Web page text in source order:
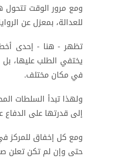
ومع مرور الوقت تتحول
للعدالة، بمعزل عن
تظهر - هنا - إحدى
يختفي الطلب عليها،
في مكان مختلف.
ولهذا تبدأ السلطات
إلى قدرتها على
ومع كل إخفاق للمركز
حتى وإن لم تكن تعلن